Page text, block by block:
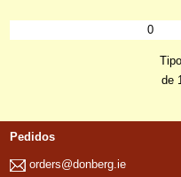
0
de
Pedidos
orders@donberg.ie